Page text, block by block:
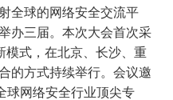
球的网络安全交流平
办三届。本次大会首次采
模式，在北京、长沙、重
的方式持续举行。会议邀
球网络安全行业顶尖专